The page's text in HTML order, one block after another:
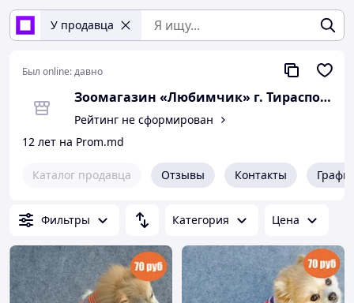
У продавца
Был online:давно
Зоомагазин «Любимчик» г. Тирасполь
Рейтинг не сформирован
12 лет на Prom.md
Каталог продавца Отзывы Контакты
Фильтры Категория Цена